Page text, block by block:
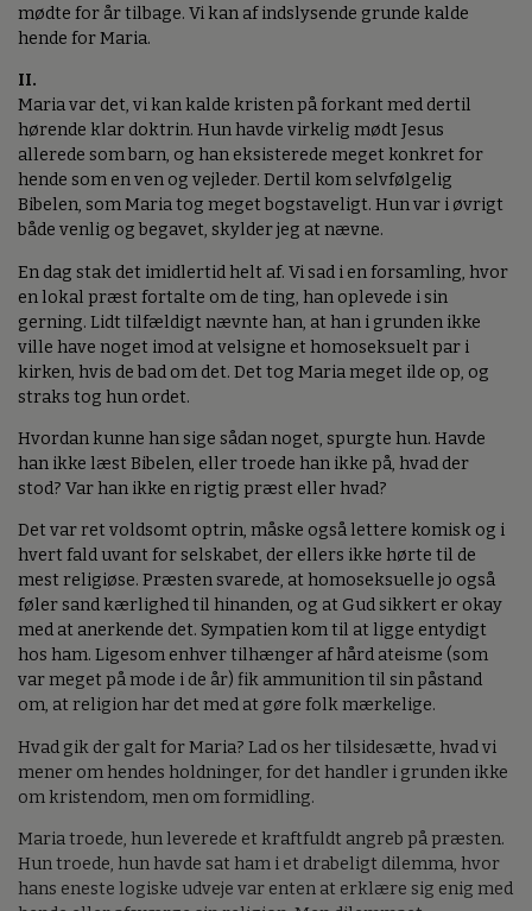
mødte for år tilbage. Vi kan af indslysende grunde kalde
hende for Maria.
II.
Maria var det, vi kan kalde kristen på forkant med dertil
hørende klar doktrin. Hun havde virkelig mødt Jesus
allerede som barn, og han eksisterede meget konkret for
hende som en ven og vejleder. Dertil kom selvfølgelig
Bibelen, som Maria tog meget bogstaveligt. Hun var i øvrigt
både venlig og begavet, skylder jeg at nævne.
En dag stak det imidlertid helt af. Vi sad i en forsamling, hvor
en lokal præst fortalte om de ting, han oplevede i sin
gerning. Lidt tilfældigt nævnte han, at han i grunden ikke
ville have noget imod at velsigne et homoseksuelt par i
kirken, hvis de bad om det. Det tog Maria meget ilde op, og
straks tog hun ordet.
Hvordan kunne han sige sådan noget, spurgte hun. Havde
han ikke læst Bibelen, eller troede han ikke på, hvad der
stod? Var han ikke en rigtig præst eller hvad?
Det var ret voldsomt optrin, måske også lettere komisk og i
hvert fald uvant for selskabet, der ellers ikke hørte til de
mest religiøse. Præsten svarede, at homoseksuelle jo også
føler sand kærlighed til hinanden, og at Gud sikkert er okay
med at anerkende det. Sympatien kom til at ligge entydigt
hos ham. Ligesom enhver tilhænger af hård ateisme (som
var meget på mode i de år) fik ammunition til sin påstand
om, at religion har det med at gøre folk mærkelige.
Hvad gik der galt for Maria? Lad os her tilsidesætte, hvad vi
mener om hendes holdninger, for det handler i grunden ikke
om kristendom, men om formidling.
Maria troede, hun leverede et kraftfuldt angreb på præsten.
Hun troede, hun havde sat ham i et drabeligt dilemma, hvor
hans eneste logiske udveje var enten at erklære sig enig med